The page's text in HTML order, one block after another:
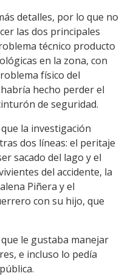
detalles, por lo que no
las dos principales
técnico producto
en la zona, con
físico del
hecho perder el
de seguridad.
la investigación
dos líneas: el peritaje
sacado del lago y el
del accidente, la
Piñera y el
con su hijo, que
le gustaba manejar
e incluso lo pedía